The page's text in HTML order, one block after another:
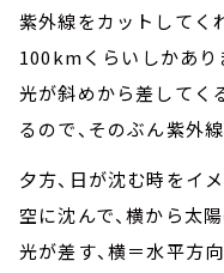
紫外線をカットしてく
100kmくらいしかあり
光が斜めから差してく
るので、そのぶん紫外
夕方、日が沈む時をイ
空に沈んで、横から太
光が差す、横＝水平方